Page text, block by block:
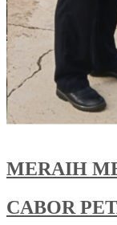
MERAIH
CABOR